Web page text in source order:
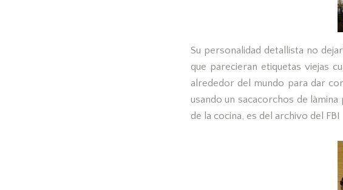
Su personalidad detallista no
que parecieran etiquetas viejas
alrededor del mundo para dar
usando un sacacorchos de
de la cocina, es del archivo del FBI